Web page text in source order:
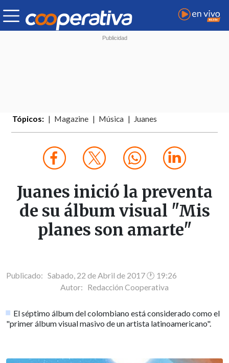
Tópicos: Magazine Música Juanes
Juanes inició la preventa
de su álbum visual "Mis
planes son amarte"
Publicado: Sabado, 22 de Abril de 2017 🕐 19:26
Autor: Redacción Cooperativa
El séptimo álbum del colombiano está considerado como el
"primer álbum visual masivo de un artista latinoamericano".